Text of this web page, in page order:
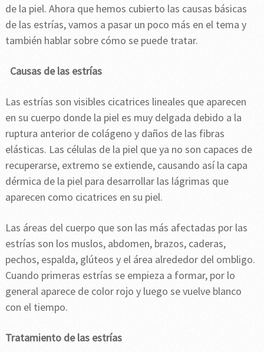
de la piel. Ahora que hemos cubierto las causas básicas
de las estrías, vamos a pasar un poco más en el tema y
también hablar sobre cómo se puede tratar.
Causas de las estrías
Las estrías son visibles cicatrices lineales que aparecen
en su cuerpo donde la piel es muy delgada debido a la
ruptura anterior de colágeno y daños de las fibras
elásticas. Las células de la piel que ya no son capaces de
recuperarse, extremo se extiende, causando así la capa
dérmica de la piel para desarrollar las lágrimas que
aparecen como cicatrices en su piel.
Las áreas del cuerpo que son las más afectadas por las
estrías son los muslos, abdomen, brazos, caderas,
pechos, espalda, glúteos y el área alrededor del ombligo.
Cuando primeras estrías se empieza a formar, por lo
general aparece de color rojo y luego se vuelve blanco
con el tiempo.
Tratamiento de las estrías